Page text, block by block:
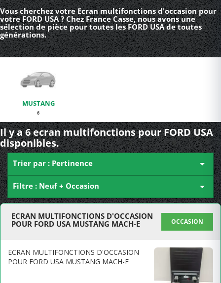
Vous cherchez votre Ecran multifonctions d'occasion pour
votre FORD USA ? Chez France Casse, nous avons une
sélection de pièce pour toutes les FORD USA de toutes
générations.
MUSTANG
6
Il y a 6 ecran multifonctions pour FORD USA
disponibles.
Trier par : Pertinence 
Filtre : Neuf + Occasion 
ECRAN MULTIFONCTIONS D'OCCASION
POUR FORD USA MUSTANG MACH-E
OCCASION
ECRAN MULTIFONCTIONS D'OCCASION
POUR FORD USA MUSTANG MACH-E